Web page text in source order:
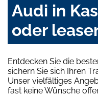
Audi in
oder
Entdecken Sie die
sichern Sie sich Ihren
Unser vielfältiges
fast keine Wünsche